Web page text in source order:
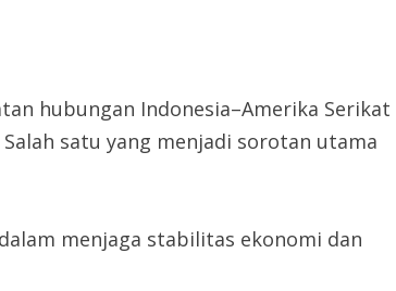
hubungan Indonesia–Amerika Serikat
satu yang menjadi sorotan utama
menjaga stabilitas ekonomi dan